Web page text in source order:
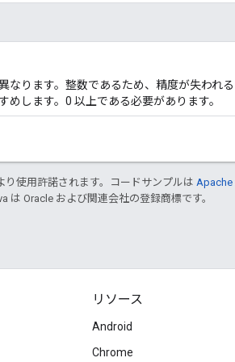
なります。整数であるため、精度が失われる
します。0 以上である必要があります。
り使用許諾されます。コードサンプルは Apache
は Oracle および関連会社の登録商標です。
リソース
Android
Chrome